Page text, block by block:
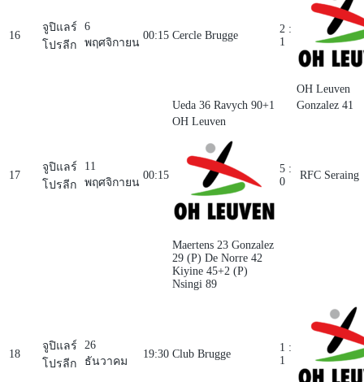
16
จูปิแลร์
โปรลีก
6
พฤศจิกายน
00:15 Cercle Brugge
2 :
1
OH Leuven
Ueda 36 Ravych 90+1 Gonzalez 41
17
จูปิแลร์
โปรลีก
11
พฤศจิกายน
00:15
OH Leuven
5 :
0
RFC Seraing
Maertens 23 Gonzalez
29 (P) De Norre 42
Kiyine 45+2 (P)
Nsingi 89
18
จูปิแลร์
โปรลีก
26
ธันวาคม
19:30 Club Brugge
1 :
1